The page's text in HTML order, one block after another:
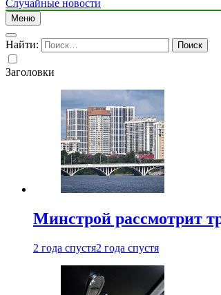
Случайные новости
Меню
Найти:
Заголовки
Минстрой рассмотрит
2 года спустя2 года спустя